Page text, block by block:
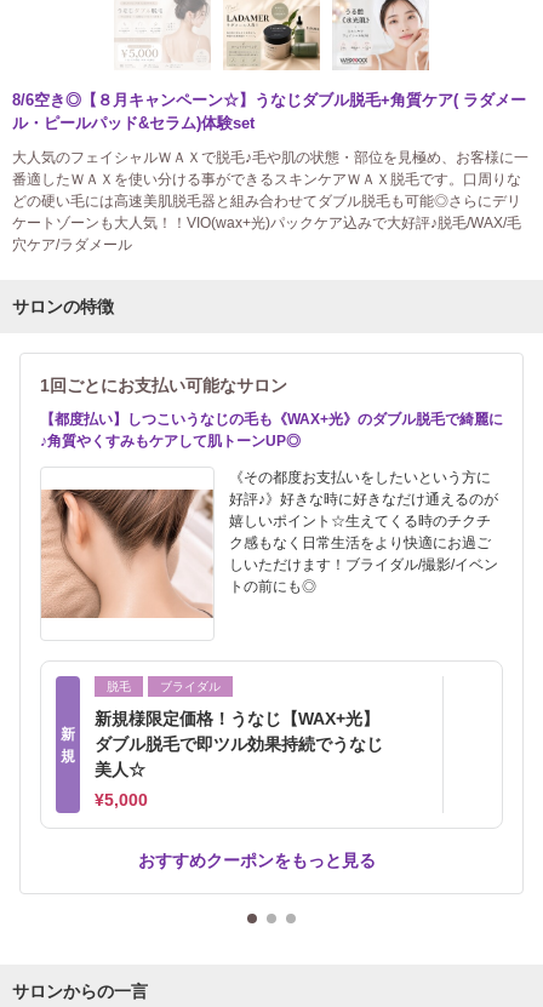
8/6空き◎【８月キャンペーン☆】うなじダブル脱毛+角質ケア( ラダメー
ル・ピールパッド&セラム)体験set
大人気のフェイシャルＷＡＸで脱毛♪毛や肌の状態・部位を見極め、お客様に一
番適したＷＡＸを使い分ける事ができるスキンケアＷＡＸ脱毛です。口周りな
どの硬い毛には高速美肌脱毛器と組み合わせてダブル脱毛も可能◎さらにデリ
ケートゾーンも大人気！！VIO(wax+光)パックケア込みで大好評♪脱毛/WAX/毛
穴ケア/ラダメール
サロンの特徴
1回ごとにお支払い可能なサロン
【都度払い】しつこいうなじの毛も《WAX+光》のダブル脱毛で綺麗に
♪角質やくすみもケアして肌トーンUP◎
《その都度お支払いをしたいという方に
好評♪》好きな時に好きなだけ通えるのが
嬉しいポイント☆生えてくる時のチクチ
ク感もなく日常生活をより快適にお過ご
しいただけます！ブライダル/撮影/イベン
トの前にも◎
新
規
脱毛 ブライダル
新規様限定価格！うなじ【WAX+光】
ダブル脱毛で即ツル効果持続でうなじ
美人☆
¥5,000
おすすめクーポンをもっと見る
サロンからの一言